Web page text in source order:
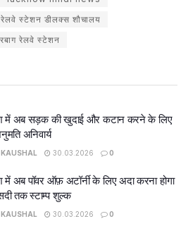
रेलवे स्टेशन डीलक्स शौचालय
रेलवे स्टेशन
में अब सड़क की खुदाई और कटान करने के लिए
अनिवार्य
KAUSHAL 30.03.2026 0
में अब पॉवर ऑफ़ अटॉर्नी के लिए अदा करना होगा
तक स्टाम्प शुल्क
KAUSHAL 30.03.2026 0